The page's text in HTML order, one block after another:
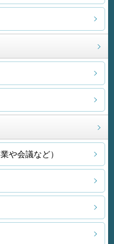
や会議など）